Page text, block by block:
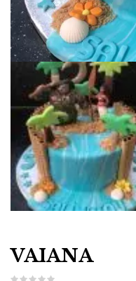
VAIANA